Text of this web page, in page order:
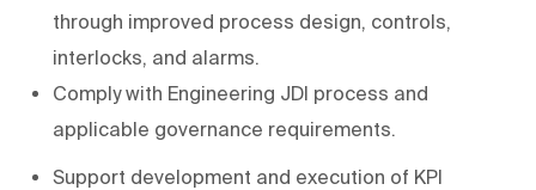
through improved process design, controls,
interlocks, and alarms.
Comply with Engineering JDI process and
applicable governance requirements.
Support development and execution of KPI